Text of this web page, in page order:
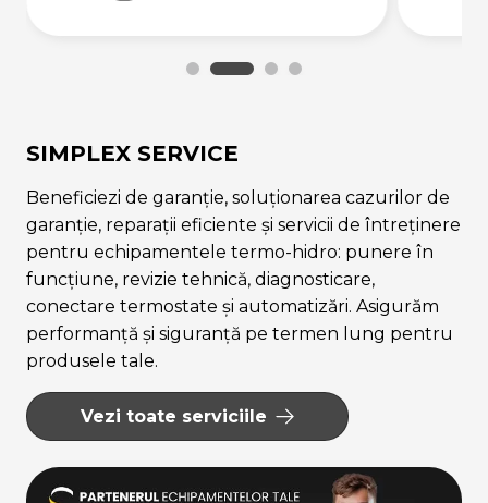
SIMPLEX SERVICE
Beneficiezi de garanție, soluționarea cazurilor de
garanție, reparații eficiente și servicii de întreținere
pentru echipamentele termo-hidro: punere în
funcțiune, revizie tehnică, diagnosticare,
conectare termostate și automatizări. Asigurăm
performanță și siguranță pe termen lung pentru
produsele tale.
Vezi toate serviciile